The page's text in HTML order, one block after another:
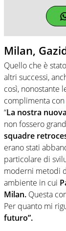
Milan,
Quello che è
altri successi,
così, nonostante
complimenta con
“La nostra
non fossero
squadre
erano stati
particolare di
moderni metodi
ambiente in cui
Milan. Questa
Per quanto mi
futuro”.